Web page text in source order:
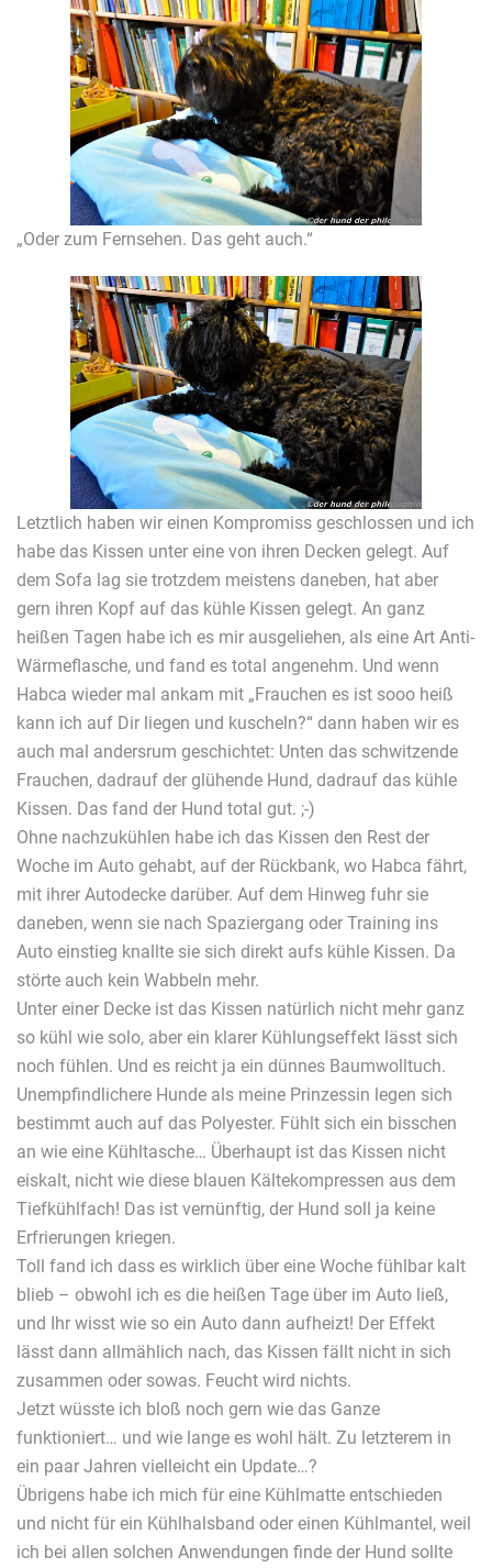
„Oder zum Fernsehen. Das geht auch.“
Letztlich haben wir einen Kompromiss geschlossen und ich
habe das Kissen unter eine von ihren Decken gelegt. Auf
dem Sofa lag sie trotzdem meistens daneben, hat aber
gern ihren Kopf auf das kühle Kissen gelegt. An ganz
heißen Tagen habe ich es mir ausgeliehen, als eine Art Anti-
Wärmeflasche, und fand es total angenehm. Und wenn
Habca wieder mal ankam mit „Frauchen es ist sooo heiß
kann ich auf Dir liegen und kuscheln?“ dann haben wir es
auch mal andersrum geschichtet: Unten das schwitzende
Frauchen, dadrauf der glühende Hund, dadrauf das kühle
Kissen. Das fand der Hund total gut. ;-)
Ohne nachzukühlen habe ich das Kissen den Rest der
Woche im Auto gehabt, auf der Rückbank, wo Habca fährt,
mit ihrer Autodecke darüber. Auf dem Hinweg fuhr sie
daneben, wenn sie nach Spaziergang oder Training ins
Auto einstieg knallte sie sich direkt aufs kühle Kissen. Da
störte auch kein Wabbeln mehr.
Unter einer Decke ist das Kissen natürlich nicht mehr ganz
so kühl wie solo, aber ein klarer Kühlungseffekt lässt sich
noch fühlen. Und es reicht ja ein dünnes Baumwolltuch.
Unempfindlichere Hunde als meine Prinzessin legen sich
bestimmt auch auf das Polyester. Fühlt sich ein bisschen
an wie eine Kühltasche… Überhaupt ist das Kissen nicht
eiskalt, nicht wie diese blauen Kältekompressen aus dem
Tiefkühlfach! Das ist vernünftig, der Hund soll ja keine
Erfrierungen kriegen.
Toll fand ich dass es wirklich über eine Woche fühlbar kalt
blieb – obwohl ich es die heißen Tage über im Auto ließ,
und Ihr wisst wie so ein Auto dann aufheizt! Der Effekt
lässt dann allmählich nach, das Kissen fällt nicht in sich
zusammen oder sowas. Feucht wird nichts.
Jetzt wüsste ich bloß noch gern wie das Ganze
funktioniert… und wie lange es wohl hält. Zu letzterem in
ein paar Jahren vielleicht ein Update…?
Übrigens habe ich mich für eine Kühlmatte entschieden
und nicht für ein Kühlhalsband oder einen Kühlmantel, weil
ich bei allen solchen Anwendungen finde der Hund sollte